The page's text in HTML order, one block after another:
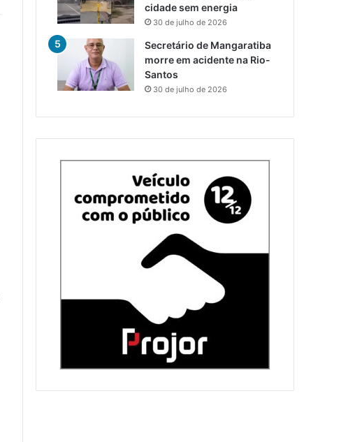
cidade sem energia
30 de julho de 2026
Secretário de Mangaratiba
morre em acidente na Rio-
Santos
30 de julho de 2026